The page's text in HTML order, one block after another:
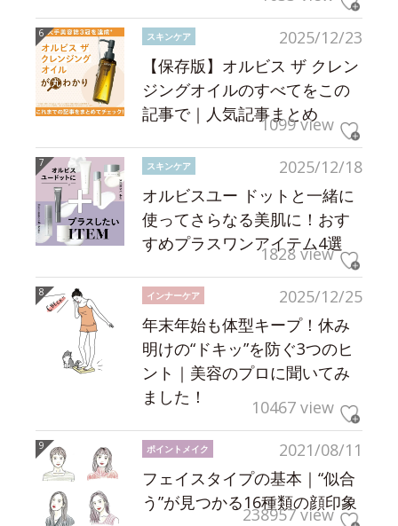
2025/12/23
スキンケア
【保存版】オルビス ザ クレン
ジングオイルのすべてをこの
記事で｜人気記事まとめ
1099 view
2025/12/18
スキンケア
オルビスユー ドットと一緒に
使ってさらなる美肌に！おす
すめプラスワンアイテム4選
1828 view
2025/12/25
インナーケア
年末年始も体型キープ！休み
明けの“ドキッ”を防ぐ3つのヒ
ント｜美容のプロに聞いてみ
ました！
10467 view
2021/08/11
ポイントメイク
フェイスタイプの基本｜“似合
う”が見つかる16種類の顔印象
238957 view